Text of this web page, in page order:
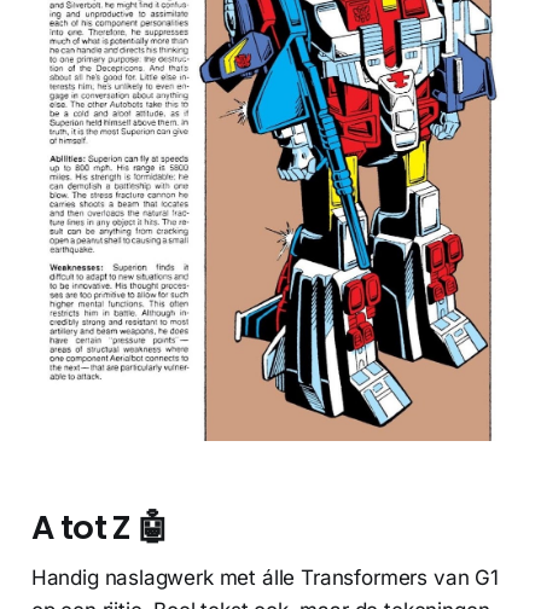
A tot Z 🤖
Handig naslagwerk met álle Transformers van G1